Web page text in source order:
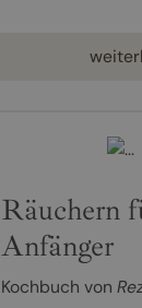
Räuchern
Anfänger
Kochbuch von